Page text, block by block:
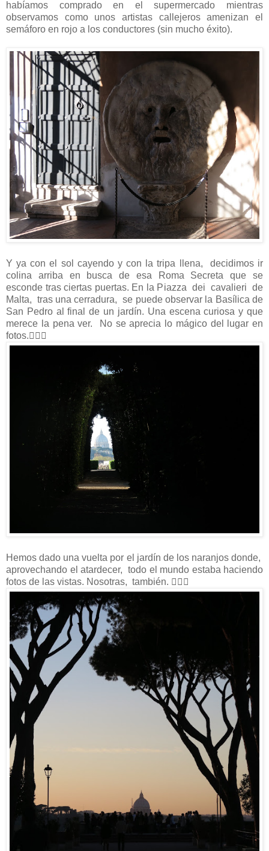
habíamos comprado en el supermercado mientras
observamos como unos artistas callejeros amenizan el
semáforo en rojo a los conductores (sin mucho éxito).
Y ya con el sol cayendo y con la tripa llena, decidimos ir
colina arriba en busca de esa Roma Secreta que se
esconde tras ciertas puertas. En la Piazza dei cavalieri de
Malta, tras una cerradura, se puede observar la Basílica de
San Pedro al final de un jardín. Una escena curiosa y que
merece la pena ver. No se aprecia lo mágico del lugar en
fotos.
Hemos dado una vuelta por el jardín de los naranjos donde,
aprovechando el atardecer, todo el mundo estaba haciendo
fotos de las vistas. Nosotras, también. 